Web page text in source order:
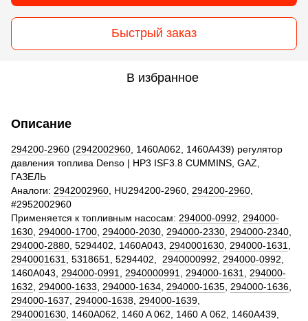
Быстрый заказ
В избранное
Описание
294200-2960 (2942002960 , 1460A062, 1460A439) регулятор
давления топлива Denso | HP3 ISF3.8 CUMMINS, GAZ,
ГАЗЕЛЬ
Аналоги: 2942002960 , HU294200-2960, 294200-2960
#2952002960
Применяется к топливным насосам: 294000-0992
294000-
1630 294000-1700 294000-2030 294000-2330 294000-2340
294000-2880 , 5294402, 1460A043, 2940001630 294000-1631
2940001631
, 5318651, 5294402, 2940000992 294000-0992
1460A043, 294000-0991 2940000991 294000-1631
294000-
1632
294000-1633 294000-1634 294000-1635 294000-1636
294000-1637
294000-1638 294000-1639
2940001630 , 1460A062, 1460 A 062, 1460 А 062, 1460A439,